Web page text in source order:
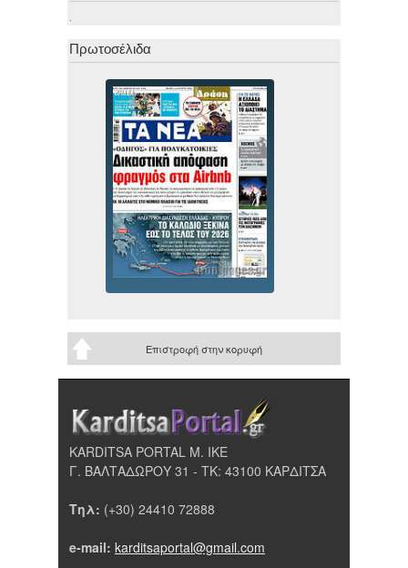
.
Πρωτοσέλιδα
Επιστροφή στην κορυφή
KARDITSA PORTAL Μ. ΙΚΕ
Γ. ΒΑΛΤΑΔΩΡΟΥ 31 - ΤΚ: 43100 ΚΑΡΔΙΤΣΑ
Τηλ: (+30) 24410 72888
e-mail: karditsaportal@gmail.com